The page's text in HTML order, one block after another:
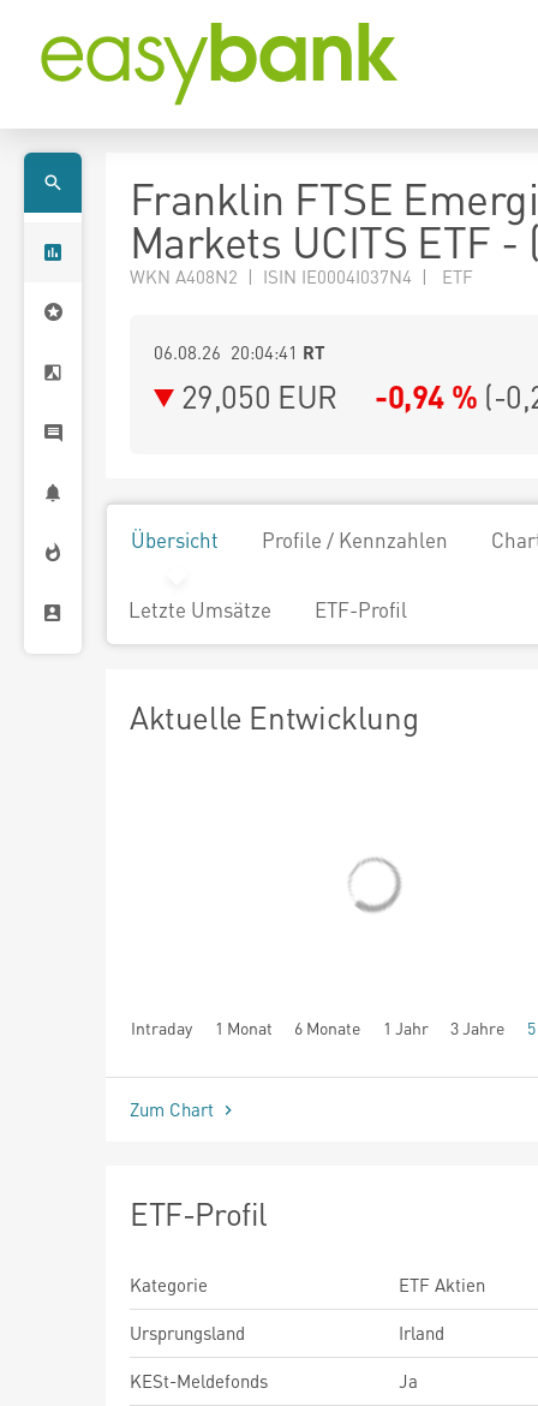
Franklin FTSE
Markets UCITS ETF -
WKN A408N2 | ISIN IE0004I037N4 | ETF
06.08.26 20:04:41 RT
29,050 EUR -0,94 % (-
Übersicht Profile / Kennzahlen
Letzte Umsätze ETF-Profil
Aktuelle Entwicklung
Intraday 1 Monat 6 Monate 1 Jahr 3 Jahre
seit Beginn
Zum Chart
ETF-Profil
Kategorie
ETF Aktien
Ursprungsland
Irland
KESt-Meldefonds
Ja